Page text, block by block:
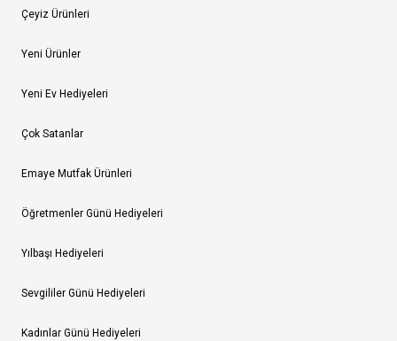
Çeyiz Ürünleri
Yeni Ürünler
Yeni Ev Hediyeleri
Çok Satanlar
Emaye Mutfak Ürünleri
Öğretmenler Günü Hediyeleri
Yılbaşı Hediyeleri
Sevgililer Günü Hediyeleri
Kadınlar Günü Hediyeleri